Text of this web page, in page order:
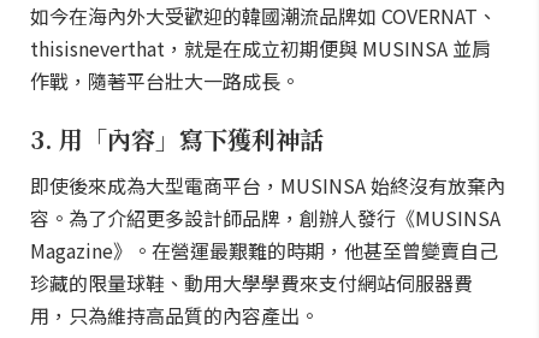
如今在海內外大受歡迎的韓國潮流品牌如 COVERNAT、
thisisneverthat，就是在成立初期便與 MUSINSA 並肩
作戰，隨著平台壯大一路成長。
3. 用「內容」寫下獲利神話
即使後來成為大型電商平台，MUSINSA 始終沒有放棄內
容。為了介紹更多設計師品牌，創辦人發行《MUSINSA
Magazine》。在營運最艱難的時期，他甚至曾變賣自己
珍藏的限量球鞋、動用大學學費來支付網站伺服器費
用，只為維持高品質的內容產出。